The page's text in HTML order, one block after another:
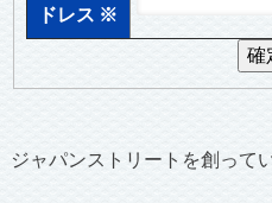
ドレス ※
ジャパンストリートを創って